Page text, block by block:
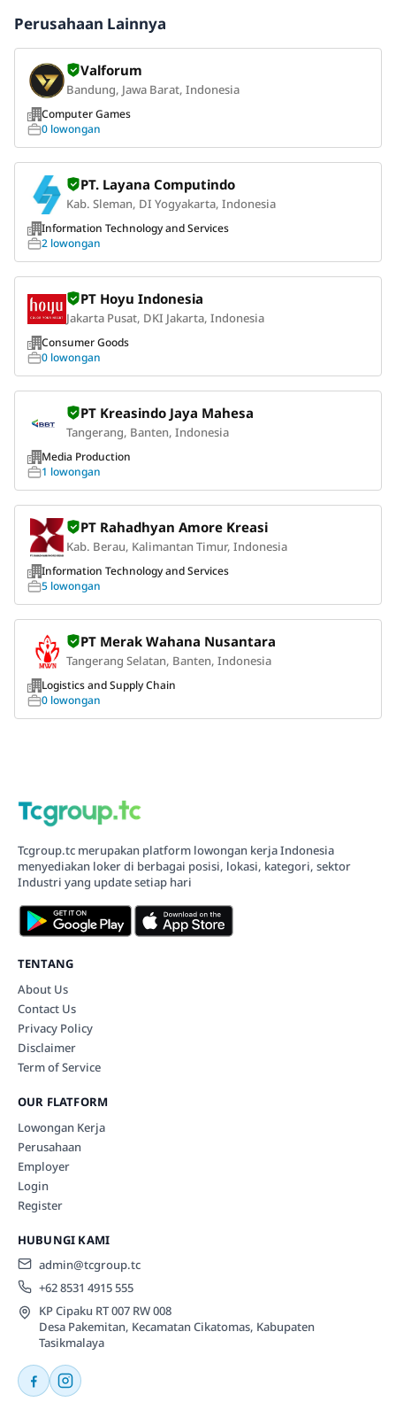
Perusahaan Lainnya
Valforum
Bandung, Jawa Barat, Indonesia
Computer Games
0 lowongan
PT. Layana Computindo
Kab. Sleman, DI Yogyakarta, Indonesia
Information Technology and Services
2 lowongan
PT Hoyu Indonesia
Jakarta Pusat, DKI Jakarta, Indonesia
Consumer Goods
0 lowongan
PT Kreasindo Jaya Mahesa
Tangerang, Banten, Indonesia
Media Production
1 lowongan
PT Rahadhyan Amore Kreasi
Kab. Berau, Kalimantan Timur, Indonesia
Information Technology and Services
5 lowongan
PT Merak Wahana Nusantara
Tangerang Selatan, Banten, Indonesia
Logistics and Supply Chain
0 lowongan
Tcgroup.tc merupakan platform lowongan kerja Indonesia
menyediakan loker di berbagai posisi, lokasi, kategori, sektor
Industri yang update setiap hari
TENTANG
About Us
Contact Us
Privacy Policy
Disclaimer
Term of Service
OUR FLATFORM
Lowongan Kerja
Perusahaan
Employer
Login
Register
HUBUNGI KAMI
admin@tcgroup.tc
+62 8531 4915 555
KP Cipaku RT 007 RW 008
Desa Pakemitan, Kecamatan Cikatomas, Kabupaten
Tasikmalaya